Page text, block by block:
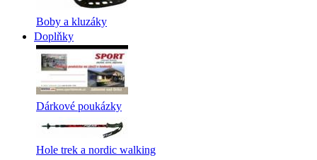
Boby a kluzáky
Doplňky
Dárkové poukázky
Hole trek a nordic walking